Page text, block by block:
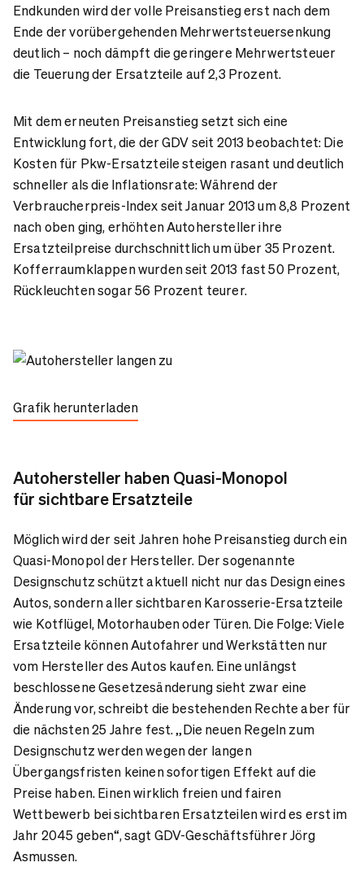
Endkunden wird der volle Preisanstieg erst nach dem
Ende der vorübergehenden Mehrwertsteuersenkung
deutlich – noch dämpft die geringere Mehrwertsteuer
die Teuerung der Ersatzteile auf 2,3 Prozent.
Mit dem erneuten Preisanstieg setzt sich eine
Entwicklung fort, die der GDV seit 2013 beobachtet: Die
Kosten für Pkw-Ersatzteile steigen rasant und deutlich
schneller als die Inflationsrate: Während der
Verbraucherpreis-Index seit Januar 2013 um 8,8 Prozent
nach oben ging, erhöhten Autohersteller ihre
Ersatzteilpreise durchschnittlich um über 35 Prozent.
Kofferraumklappen wurden seit 2013 fast 50 Prozent,
Rückleuchten sogar 56 Prozent teurer.
Grafik herunterladen
Autohersteller haben Quasi-Monopol
für sichtbare Ersatzteile
Möglich wird der seit Jahren hohe Preisanstieg durch ein
Quasi-Monopol der Hersteller. Der sogenannte
Designschutz schützt aktuell nicht nur das Design eines
Autos, sondern aller sichtbaren Karosserie-Ersatzteile
wie Kotflügel, Motorhauben oder Türen. Die Folge: Viele
Ersatzteile können Autofahrer und Werkstätten nur
vom Hersteller des Autos kaufen. Eine unlängst
beschlossene Gesetzesänderung sieht zwar eine
Änderung vor, schreibt die bestehenden Rechte aber für
die nächsten 25 Jahre fest. „Die neuen Regeln zum
Designschutz werden wegen der langen
Übergangsfristen keinen sofortigen Effekt auf die
Preise haben. Einen wirklich freien und fairen
Wettbewerb bei sichtbaren Ersatzteilen wird es erst im
Jahr 2045 geben“, sagt GDV-Geschäftsführer Jörg
Asmussen.